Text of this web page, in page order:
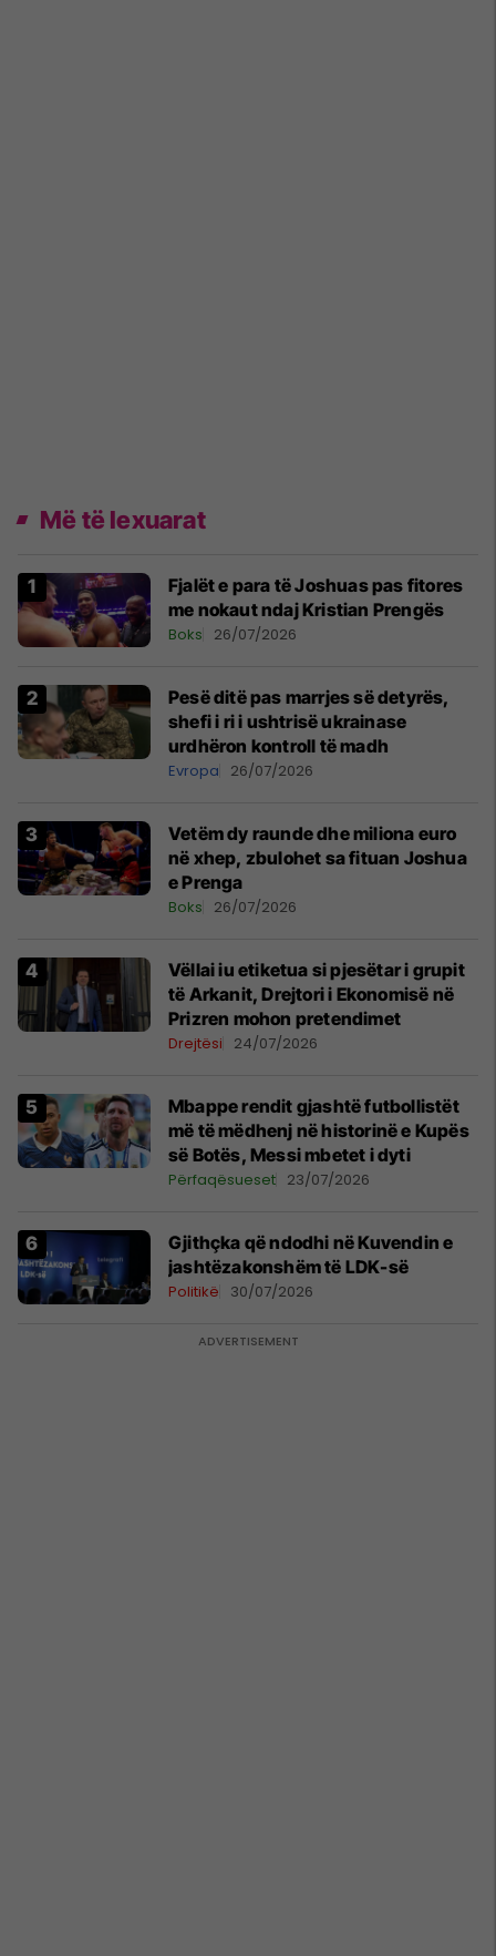
Më të lexuarat
Fjalët e para të Joshuas pas fitores
me nokaut ndaj Kristian Prengës
Boks 26/07/2026
Pesë ditë pas marrjes së detyrës,
shefi i ri i ushtrisë ukrainase
urdhëron kontroll të madh
Evropa 26/07/2026
Vetëm dy raunde dhe miliona euro
në xhep, zbulohet sa fituan Joshua
e Prenga
Boks 26/07/2026
Vëllai iu etiketua si pjesëtar i grupit
të Arkanit, Drejtori i Ekonomisë në
Prizren mohon pretendimet
Drejtësi 24/07/2026
Mbappe rendit gjashtë futbollistët
më të mëdhenj në historinë e Kupës
së Botës, Messi mbetet i dyti
Përfaqësueset 23/07/2026
Gjithçka që ndodhi në Kuvendin e
jashtëzakonshëm të LDK-së
Politikë 30/07/2026